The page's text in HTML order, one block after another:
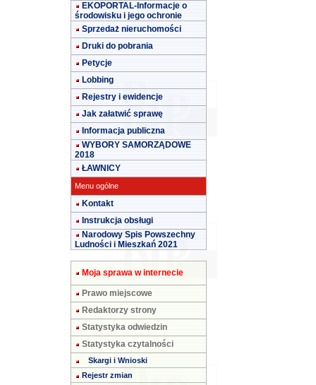
EKOPORTAL-Informacje o
środowisku i jego ochronie
Sprzedaż nieruchomości
Druki do pobrania
Petycje
Lobbing
Rejestry i ewidencje
Jak załatwić sprawę
Informacja publiczna
WYBORY SAMORZĄDOWE
2018
ŁAWNICY
Menu ogólne
Kontakt
Instrukcja obsługi
Narodowy Spis Powszechny
Ludności i Mieszkań 2021
Moja sprawa w internecie
Prawo miejscowe
Redaktorzy strony
Statystyka odwiedzin
Statystyka czytalności
Skargi i Wnioski
Rejestr zmian